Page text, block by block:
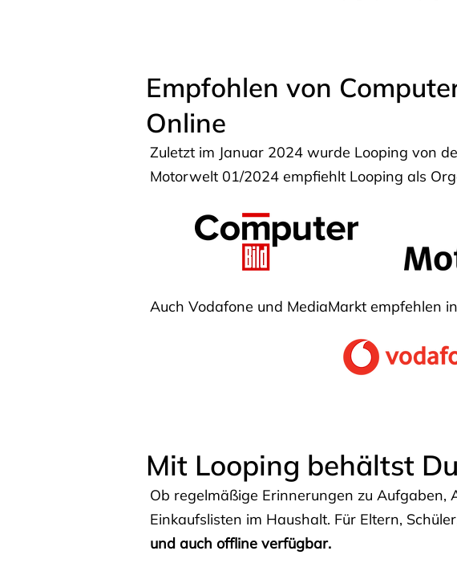
Empfohlen von
Online
Zuletzt im Januar 2024 wurde Looping von
Motorwelt 01/2024 empfiehlt Looping als
Auch Vodafone und MediaMarkt empfehlen
Mit Looping behältst
Ob regelmäßige Erinnerungen zu Aufgaben,
Einkaufslisten im Haushalt. Für Eltern,
und auch offline verfügbar.